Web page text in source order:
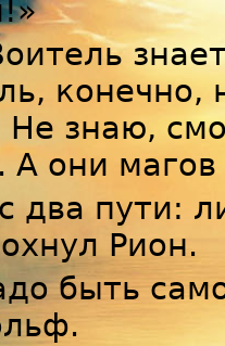
конечно,
знаю,
А они
два пути:
Рион.
быть